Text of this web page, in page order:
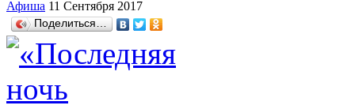
Афиша 11 Сентября 2017
Поделиться…